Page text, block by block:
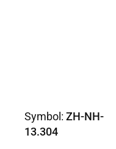
Symbol: ZH-NH-
13.304